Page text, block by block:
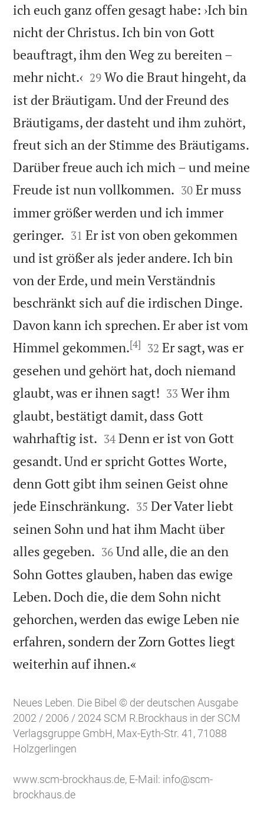
ich euch ganz offen gesagt habe: ›Ich bin
nicht der Christus. Ich bin von Gott
beauftragt, ihm den Weg zu bereiten –
mehr nicht.‹ 

29 Wo die Braut hingeht, da
ist der Bräutigam. Und der Freund des
Bräutigams, der dasteht und ihm zuhört,
freut sich an der Stimme des Bräutigams.
Darüber freue auch ich mich – und meine
Freude ist nun vollkommen. 

30 Er muss
immer größer werden und ich immer
geringer. 

31 Er ist von oben gekommen
und ist größer als jeder andere. Ich bin
von der Erde, und mein Verständnis
beschränkt sich auf die irdischen Dinge.
Davon kann ich sprechen. Er aber ist vom
Himmel gekommen.[4] 

32 Er sagt, was er
gesehen und gehört hat, doch niemand
glaubt, was er ihnen sagt! 

33 Wer ihm
glaubt, bestätigt damit, dass Gott
wahrhaftig ist. 

34 Denn er ist von Gott
gesandt. Und er spricht Gottes Worte,
denn Gott gibt ihm seinen Geist ohne
jede Einschränkung. 

35 Der Vater liebt
seinen Sohn und hat ihm Macht über
alles gegeben. 

36 Und alle, die an den
Sohn Gottes glauben, haben das ewige
Leben. Doch die, die dem Sohn nicht
gehorchen, werden das ewige Leben nie
erfahren, sondern der Zorn Gottes liegt
weiterhin auf ihnen.«
Neues Leben. Die Bibel © der deutschen Ausgabe
2002 / 2006 / 2024 SCM R.Brockhaus in der SCM
Verlagsgruppe GmbH, Max-Eyth-Str. 41, 71088
Holzgerlingen
www.scm-brockhaus.de, E-Mail: info@scm-
brockhaus.de